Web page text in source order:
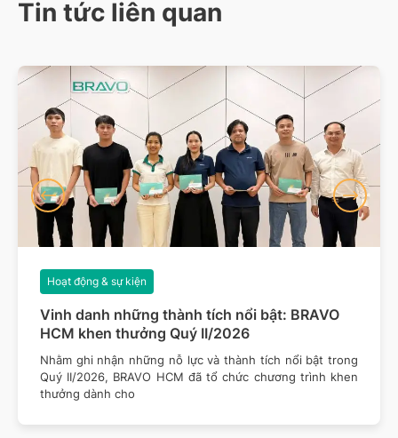
Tin tức liên quan
Vinh danh những thành tích nổi bật: BRAVO
HCM khen thưởng Quý II/2026
Hoạt động & sự kiện
Nhằm ghi nhận những nỗ lực và thành tích nổi bật trong
Quý II/2026, BRAVO HCM đã tổ chức chương trình khen
thưởng dành cho